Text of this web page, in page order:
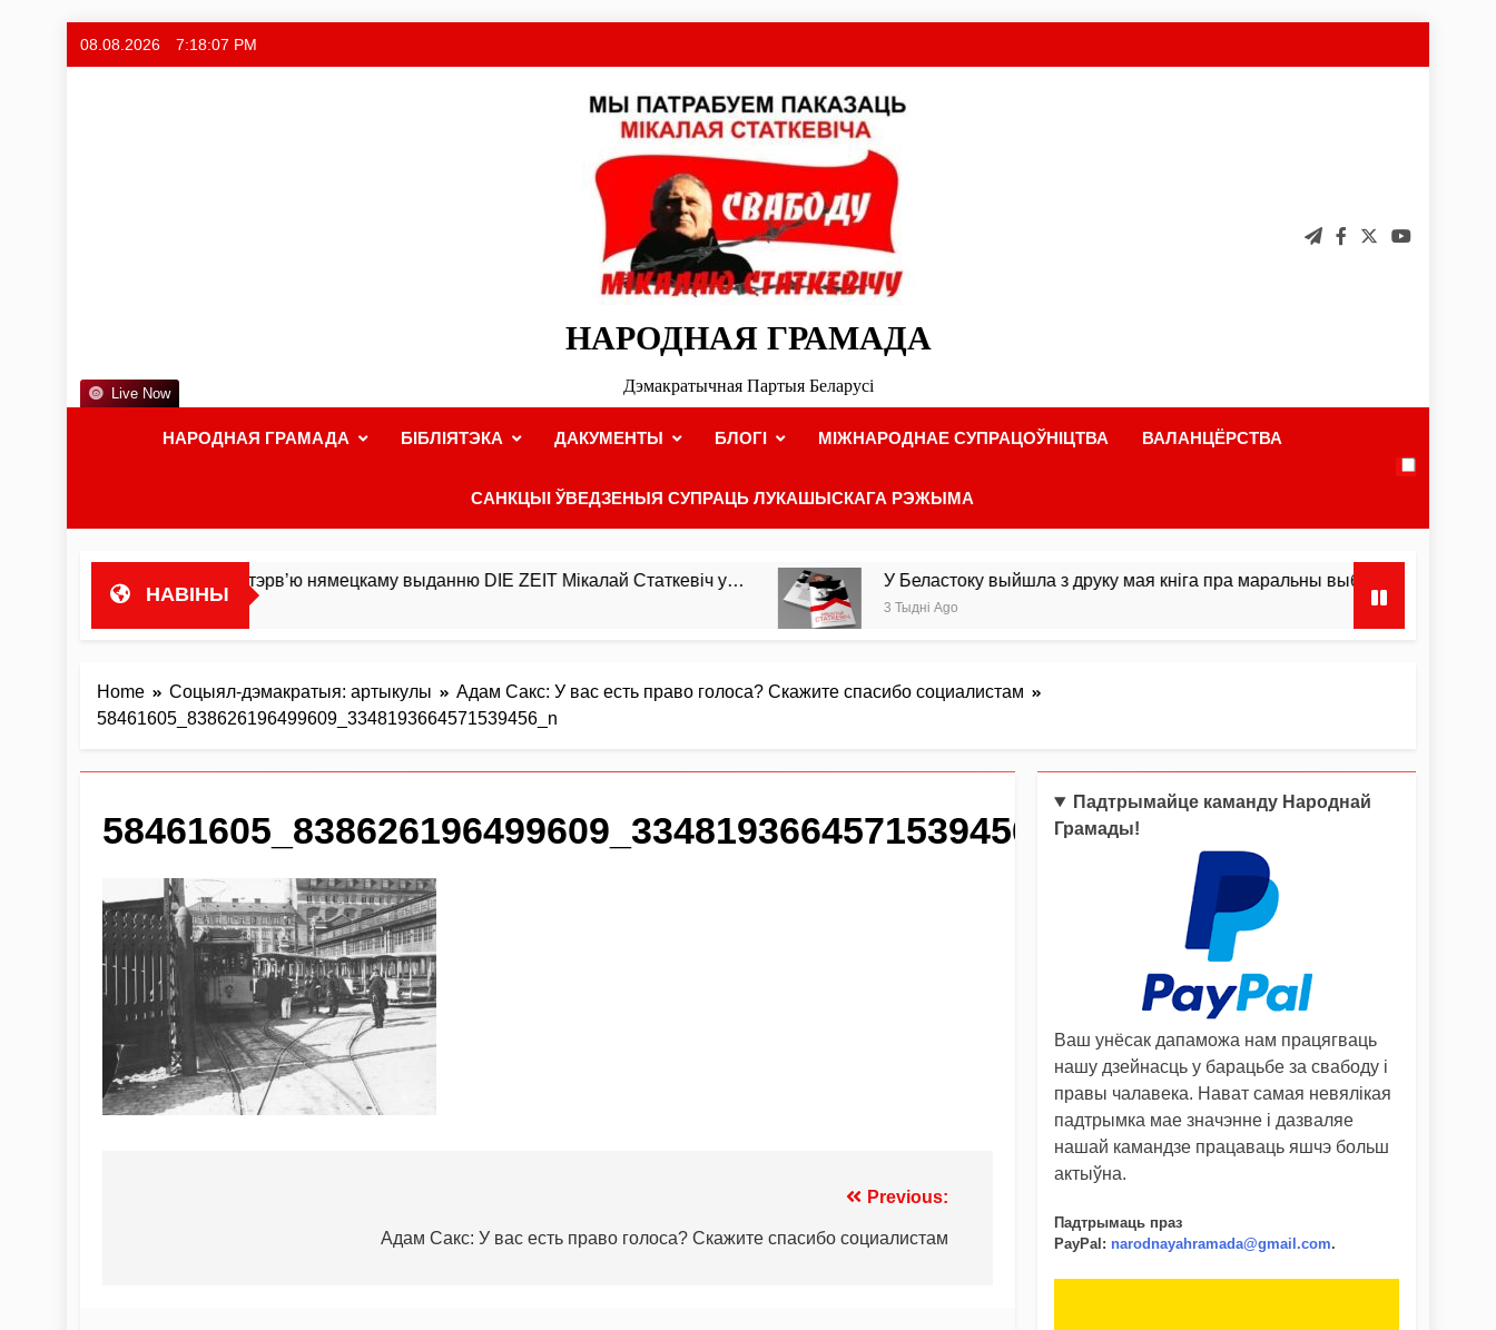
08.08.2026 7:18:07 PM
НАРОДНАЯ ГРАМАДА
Дэмакратычная Партыя Беларусі
НАРОДНАЯ ГРАМАДА БІБЛІЯТЭКА ДАКУМЕНТЫ БЛОГІ МІЖНАРОДНАЕ СУПРАЦОЎНІЦТВА ВАЛАНЦЁРСТВА
САНКЦЫІ ЎВЕДЗЕНЫЯ СУПРАЦЬ ЛУКАШЫСКАГА РЭЖЫМА
Live Now
НАВІНЫ
гандляваць»У інтэрв’ю нямецкаму выданню DIE ZEIT Мікалай Статкевіч у… У Беластоку выйшла з друку мая кніга пра маральны выбар і інстынкты
3 Тыдні Ago
Home Соцыял-дэмакратыя: артыкулы
Адам Сакс: У вас есть право голоса? Скажите спасибо социалистам
58461605_838626196499609_3348193664571539456_n
58461605_838626196499609_3348193664571539456_n
Previous:
Адам Сакс: У вас есть право голоса? Скажите спасибо социалистам
Падтрымайце каманду Народнай
Грамады!
Ваш унёсак дапаможа нам працягваць
нашу дзейнасць у барацьбе за свабоду і
правы чалавека. Нават самая невялікая
падтрымка мае значэнне і дазваляе
нашай камандзе працаваць яшчэ больш
актыўна.
Падтрымаць праз
PayPal : narodnayahramada@gmail.com.